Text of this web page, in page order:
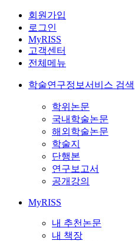
회원가입
로그인
MyRISS
고객센터
전체메뉴
학술연구정보서비스 검색
학위논문
국내학술논문
해외학술논문
학술지
단행본
연구보고서
공개강의
MyRISS
내 추천논문
내 책장